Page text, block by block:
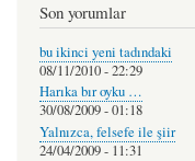
Son yorumlar
bu ikinci yeni tadındaki
08/11/2010 - 22:29
Harıka bır oyku …
30/08/2009 - 01:18
Yalnızca, felsefe ile şiir
24/04/2009 - 11:31